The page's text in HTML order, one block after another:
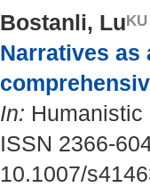
Bostanli, Lu
Narratives as
In: Humanistic
ISSN 2366-
10.1007/